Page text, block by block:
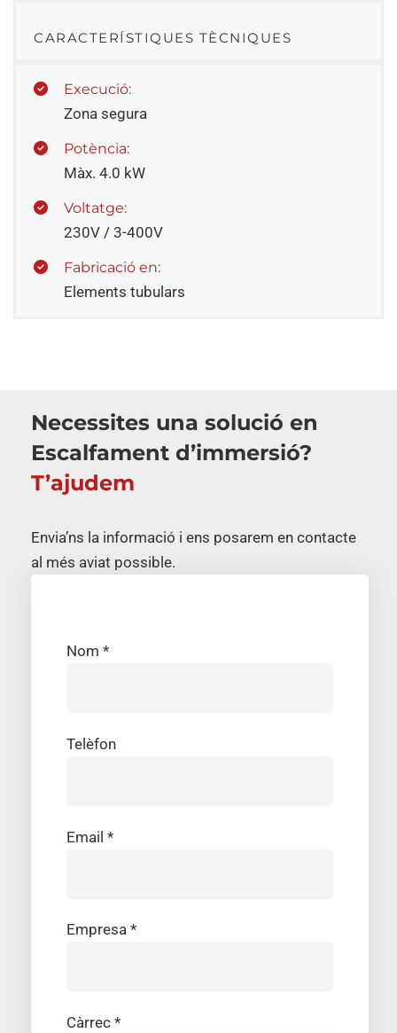
CARACTERÍSTIQUES TÈCNIQUES
Execució:
Zona segura
Potència:
Màx. 4.0 kW
Voltatge:
230V / 3-400V
Fabricació en:
Elements tubulars
Necessites una solució en
Escalfament d’immersió?
T’ajudem
Envia’ns la informació i ens posarem en contacte
al més aviat possible.
Nom *
Telèfon
Email *
Empresa *
Càrrec *